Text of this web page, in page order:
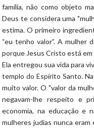
família, não como objeto
Deus te considera uma
estima. O primeiro
“eu tenho valor”. A mulher
porque Jesus Cristo está em
Ela entregou sua vida para
templo do Espírito Santo.
muito valor. O "valor da
negavam-lhe respeito e
economia, na educação e
mulheres judias nunca